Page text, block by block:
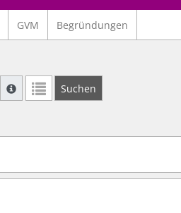
GVM Begründungen
Suche mit Platzhalter "*", Bsp.
Suchen